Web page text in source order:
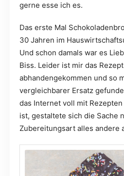
gerne esse ich es.
Das erste Mal
30 Jahren im
Und schon damals war es
Biss. Leider ist mir das
abhandengekommen und so
vergleichbarer Ersatz
das Internet voll mit
ist, gestaltete sich die Sache
Zubereitungsart alles andere